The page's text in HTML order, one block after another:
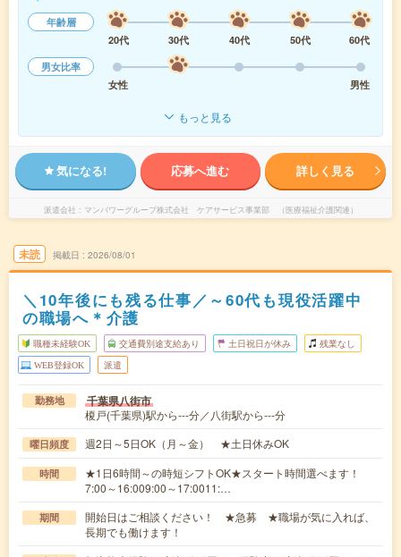
年齢層
20代
30代 40代 50代
60代
男女比率
女性
男性
もっと見る
気になる! 応募へ進む 詳しく見る
派遣会社 マンパワーグループ株式会社 ケアサービス事業部 （医療福祉介護関連）
未読 掲載日 2026/08/01
＼10年後にも残る仕事／～60代も現役活躍中
の職場へ＊介護
職種未経験OK 交通費別途支給あり 土日祝日が休み 残業なし
WEB登録OK 派遣
勤務地 千葉県八街市
榎戸(千葉県)駅から---分／八街駅から---分
曜日頻度 週2日～5日OK（月～金） ★土日休みOK
時間
★1日6時間～の時短シフトOK★スタート時間選べます！
7:00～16:009:00～17:0011:…
期間
開始日はご相談ください！ ★急募 ★職場が気に入れば、
長期でも働けます！